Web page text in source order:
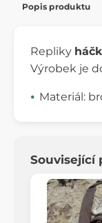
Popis produktu
Repliky
Výrobek je
Materiál:
Související